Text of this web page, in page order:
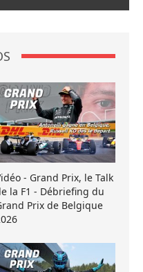
- Grand Prix, le Talk
la F1 - Débriefing du
Prix de Belgique